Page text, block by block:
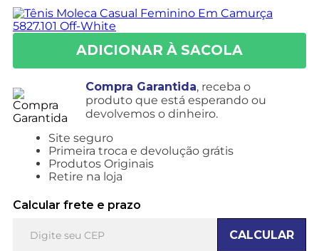
Compra Garantida, receba o
produto que está esperando ou
devolvemos o dinheiro.
Site seguro
Primeira troca e devolução grátis
Produtos Originais
Retire na loja
Calcular frete e prazo
CALCULAR